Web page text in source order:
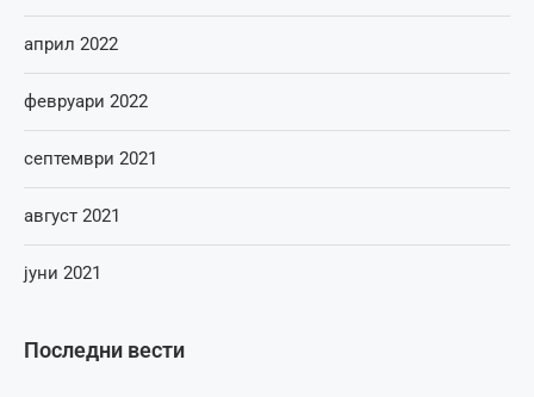
Последни вести
април 2022
февруари 2022
септември 2021
август 2021
јуни 2021